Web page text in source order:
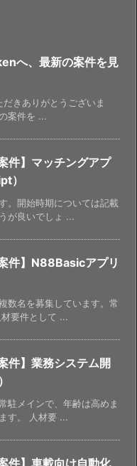
へ、最新の案件を見
きありがとうございま
案件を ...
件】マッチングアプ
）
。開始時期については記載
が良いでしょ ...
件】N88Basicアプリ
数名を募集しています。常
要件として ...
件】業務システム開
駐メインで、年齢は高めま
す。 人材要 ...
件】車載向け自動化